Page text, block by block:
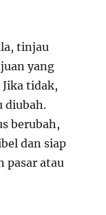
tinjau
yang
tidak,
diubah.
berubah,
dan siap
pasar atau